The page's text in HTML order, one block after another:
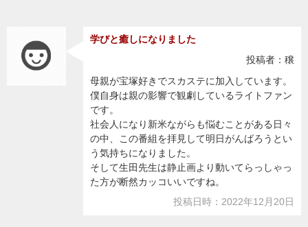
学びと癒しになりました
投稿者：穣
母親が宝塚好きでスカステに加入しています。
僕自身は親の影響で観劇しているライトファン
です。
社会人になり新米ながらも悩むことがある日々
の中、この番組を拝見して明日がんばろうとい
う気持ちになりました。
そして生田先生は静止画より動いてらっしゃっ
た方が断然カッコいいですね。
投稿日時：2022年12月20日